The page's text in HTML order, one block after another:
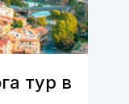
тур в